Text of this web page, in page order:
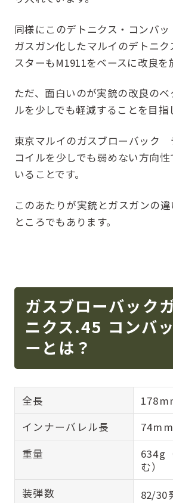
同様にこのデトニクス・コンバ
ガスガン化したマルイのデトニ
スターもM1911をベースに改良を
ただ、面白いのが実銃の改良の
ルを少しでも軽減することを目指
東京マルイのガスブローバック
コイルを少しでも弱めない方向
いることです。
このあたりが実銃とガスガンの
ところでもあります。
ガスブローバック
ニクス.45 コンバ
ーとは？
全長
インナーバレル長
74mm
重量
634g
む）
装弾数
82/30